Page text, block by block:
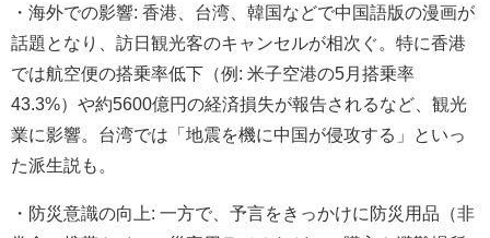
・海外での影響: 香港、台湾、韓国などで中国語版の漫画が
話題となり、訪日観光客のキャンセルが相次ぐ。特に香港
では航空便の搭乗率低下（例: 米子空港の5月搭乗率
43.3%）や約5600億円の経済損失が報告されるなど、観光
業に影響。台湾では「地震を機に中国が侵攻する」といっ
た派生説も。
・防災意識の向上: 一方で、予言をきっかけに防災用品（非